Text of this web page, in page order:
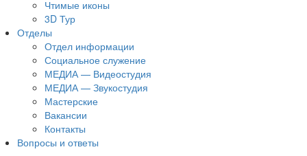
Чтимые иконы
3D Тур
Отделы
Отдел информации
Социальное служение
МЕДИА — Видеостудия
МЕДИА — Звукостудия
Мастерские
Вакансии
Контакты
Вопросы и ответы